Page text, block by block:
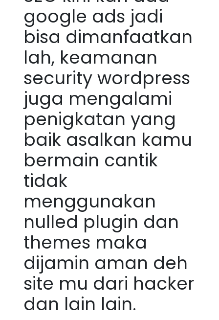
google ads jadi
bisa dimanfaatkan
lah, keamanan
security wordpress
juga mengalami
penigkatan yang
baik asalkan kamu
bermain cantik
tidak
menggunakan
nulled plugin dan
themes maka
dijamin aman deh
site mu dari hacker
dan lain lain.